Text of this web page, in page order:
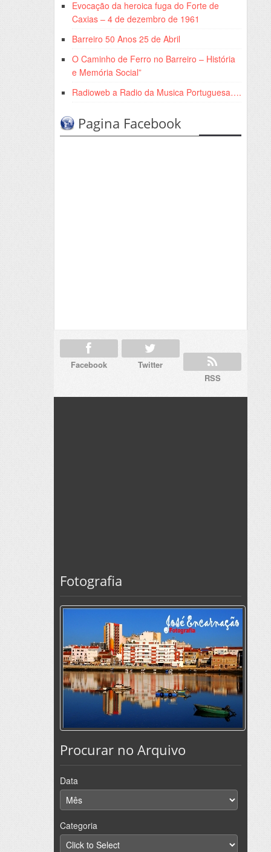
Evocação da heroica fuga do Forte de
Caxias – 4 de dezembro de 1961
Barreiro 50 Anos 25 de Abril
O Caminho de Ferro no Barreiro – História
e Memória Social”
Radioweb a Radio da Musica Portuguesa….
Pagina Facebook
Facebook
Twitter
RSS
Fotografia
Procurar no Arquivo
Data
Categoria